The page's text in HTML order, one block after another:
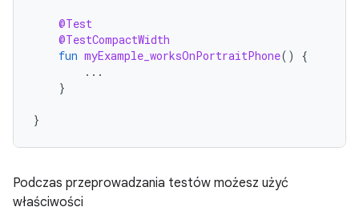
@Test
@TestCompactWidth
fun myExample_worksOnPortraitPhone()
{
...
}
}
Podczas przeprowadzania testów możesz użyć
właściwości